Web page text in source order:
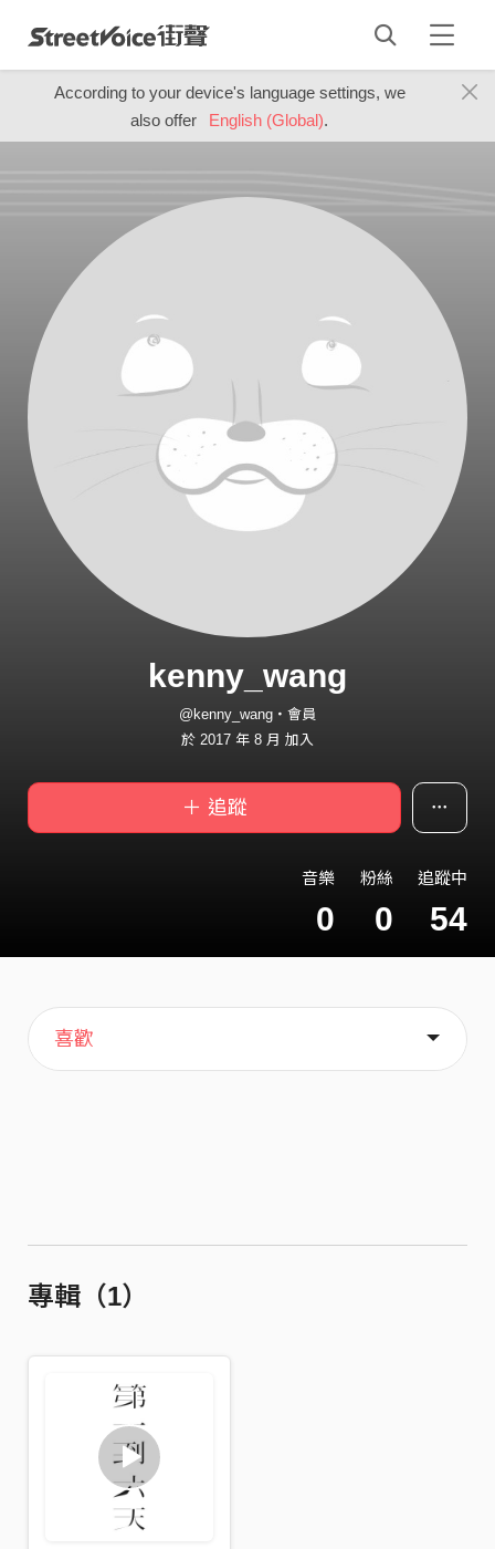
According to your device's language settings, we
also offer
English (Global).
kenny_wang
@kenny_wang・會員
於 2017 年 8 月 加入
＋ 追蹤
音樂
0
粉絲
0
追蹤中
54
主頁
歌單
喜歡
關於
專輯（1）